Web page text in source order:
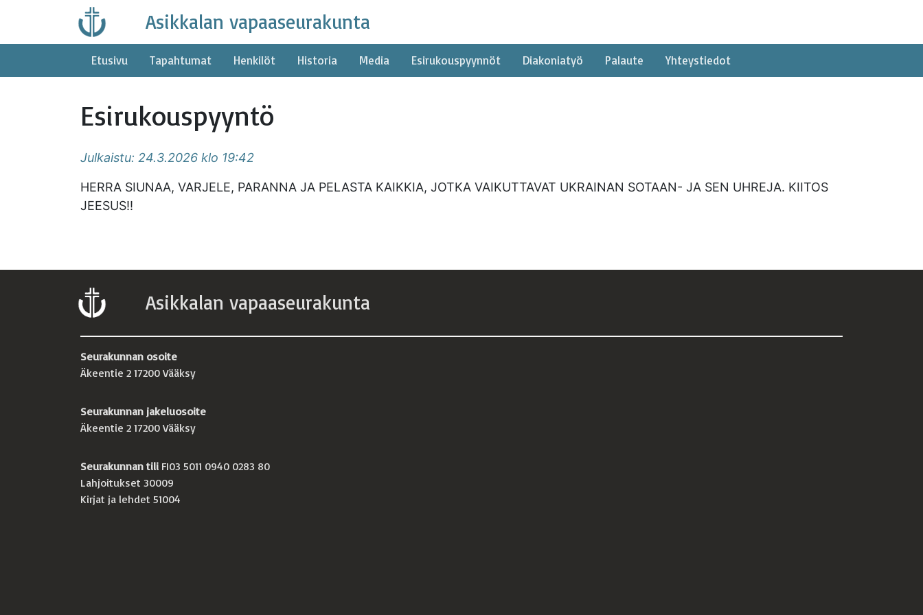
content
Asikkalan vapaaseurakunta
Etusivu Tapahtumat Henkilöt Historia Media Esirukouspyynnöt Diakoniatyö Palaute Yhteystiedot
Esirukouspyyntö
Julkaistu: 24.3.2026 klo 19:42
HERRA SIUNAA, VARJELE, PARANNA JA PELASTA KAIKKIA, JOTKA VAIKUTTAVAT UKRAINAN SOTAAN- JA SEN UHREJA. KIITOS
JEESUS!!
Asikkalan vapaaseurakunta
Seurakunnan osoite
Äkeentie 2 17200 Vääksy
Seurakunnan jakeluosoite
Äkeentie 2 17200 Vääksy
Seurakunnan tili FI03 5011 0940 0283 80
Lahjoitukset 30009
Kirjat ja lehdet 51004